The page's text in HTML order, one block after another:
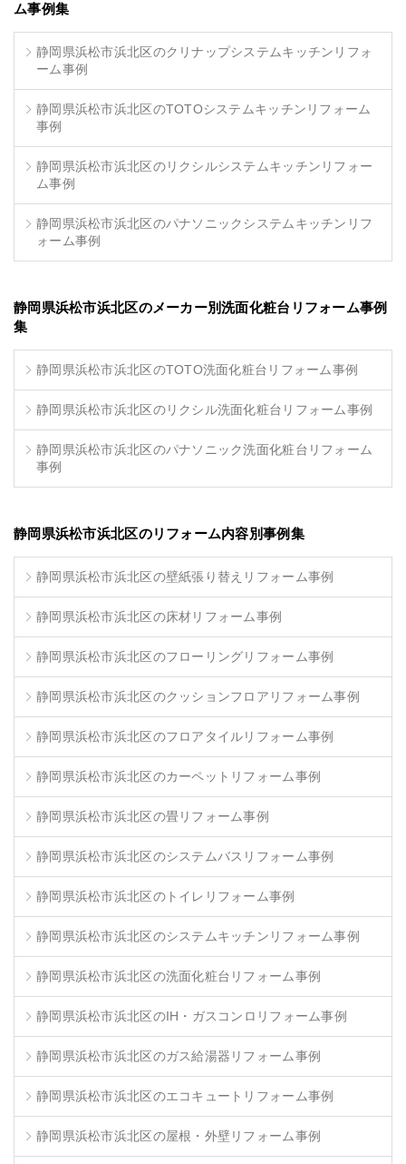
ム事例集
静岡県浜松市浜北区のクリナップシステムキッチンリフォ
ーム事例
静岡県浜松市浜北区のTOTOシステムキッチンリフォーム
事例
静岡県浜松市浜北区のリクシルシステムキッチンリフォー
ム事例
静岡県浜松市浜北区のパナソニックシステムキッチンリフ
ォーム事例
静岡県浜松市浜北区のメーカー別洗面化粧台リフォーム事例
集
静岡県浜松市浜北区のTOTO洗面化粧台リフォーム事例
静岡県浜松市浜北区のリクシル洗面化粧台リフォーム事例
静岡県浜松市浜北区のパナソニック洗面化粧台リフォーム
事例
静岡県浜松市浜北区のリフォーム内容別事例集
静岡県浜松市浜北区の壁紙張り替えリフォーム事例
静岡県浜松市浜北区の床材リフォーム事例
静岡県浜松市浜北区のフローリングリフォーム事例
静岡県浜松市浜北区のクッションフロアリフォーム事例
静岡県浜松市浜北区のフロアタイルリフォーム事例
静岡県浜松市浜北区のカーペットリフォーム事例
静岡県浜松市浜北区の畳リフォーム事例
静岡県浜松市浜北区のシステムバスリフォーム事例
静岡県浜松市浜北区のトイレリフォーム事例
静岡県浜松市浜北区のシステムキッチンリフォーム事例
静岡県浜松市浜北区の洗面化粧台リフォーム事例
静岡県浜松市浜北区のIH・ガスコンロリフォーム事例
静岡県浜松市浜北区のガス給湯器リフォーム事例
静岡県浜松市浜北区のエコキュートリフォーム事例
静岡県浜松市浜北区の屋根・外壁リフォーム事例